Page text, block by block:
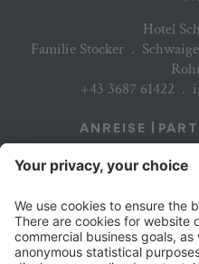
Hotel
Familie Stocker .
+43 3687 61422 .
ANREISE